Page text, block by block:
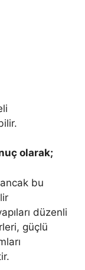
olarak;
bu
düzenli
güçlü